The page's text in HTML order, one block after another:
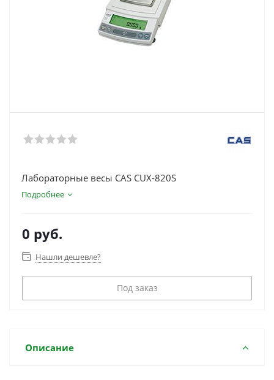
Лабораторные весы CAS CUX-820S
Подробнее
0 руб.
Нашли дешевле?
Под заказ
Описание